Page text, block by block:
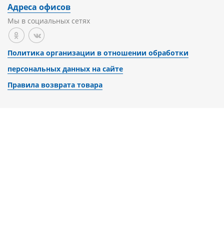
Адреса офисов
Мы в социальных сетях
Политика организации в отношении обработки
персональных данных на сайте
Правила возврата товара